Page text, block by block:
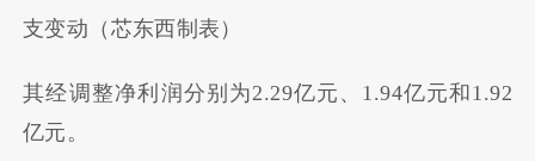
支变动（芯东西制表）
其经调整净利润分别为2.29亿元、1.94亿元和1.92
亿元。